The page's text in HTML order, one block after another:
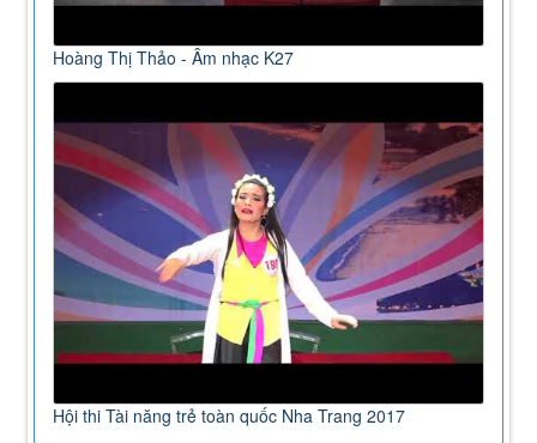
Hoàng Thị Thảo - Âm nhạc K27
Hội thi Tài năng trẻ toàn quốc Nha Trang 2017